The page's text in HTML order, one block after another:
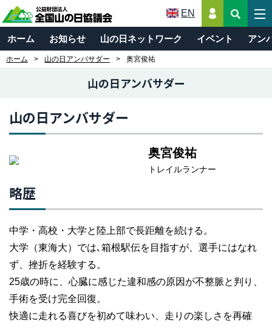
EN
ホーム お知らせ 山の日ネットワーク イベント アン
ホーム 山の日アンバサダー 奥宮俊祐
山の日アンバサダー
山の日アンバサダー
奥宮俊祐
トレイルランナー
略歴
中学・高校・大学と陸上部で長距離を続ける。
大学（東海大）では､箱根駅伝を目指すが、選手にはなれ
ず、挫折を経験する。
25歳の時に、心臓に感じた違和感の原因が不整脈と判り、
手術を受け完全回復。
快適に走れる喜びを初めて味わい、走りの楽しさを再確